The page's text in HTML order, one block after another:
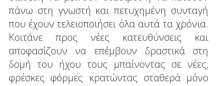
πάνω στη γνωστή και πετυχημένη συνταγή
που έχουν τελειοποιήσει όλα αυτά τα χρόνια.
Κοιτάνε προς νέες κατευθύνσεις και
αποφασίζουν να επέμβουν δραστικά στη
δομή του ήχου τους μπαίνοντας σε νέες,
φρέσκες φόρμες κρατώντας σταθερά μόνο